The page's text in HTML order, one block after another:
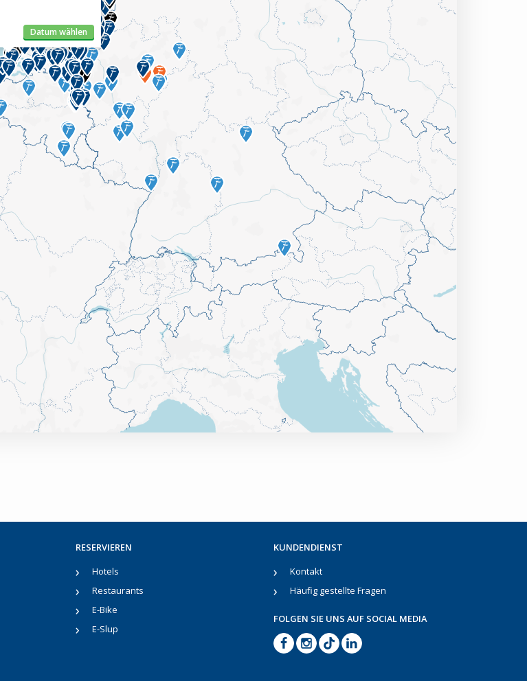
Datum wählen
RESERVIEREN
Hotels
Restaurants
E-Bike
E-Slup
KUNDENDIENST
Kontakt
Häufig gestellte Fragen
FOLGEN SIE UNS AUF SOCIAL MEDIA